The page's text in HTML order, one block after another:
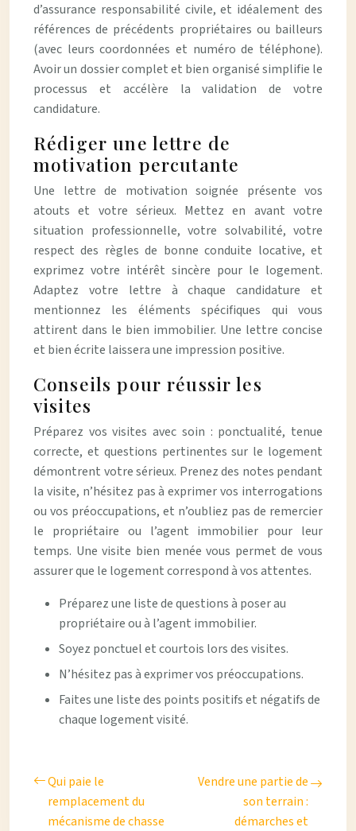
d’assurance responsabilité civile, et idéalement des
références de précédents propriétaires ou bailleurs
(avec leurs coordonnées et numéro de téléphone).
Avoir un dossier complet et bien organisé simplifie le
processus et accélère la validation de votre
candidature.
Rédiger une lettre de
motivation percutante
Une lettre de motivation soignée présente vos
atouts et votre sérieux. Mettez en avant votre
situation professionnelle, votre solvabilité, votre
respect des règles de bonne conduite locative, et
exprimez votre intérêt sincère pour le logement.
Adaptez votre lettre à chaque candidature et
mentionnez les éléments spécifiques qui vous
attirent dans le bien immobilier. Une lettre concise
et bien écrite laissera une impression positive.
Conseils pour réussir les
visites
Préparez vos visites avec soin : ponctualité, tenue
correcte, et questions pertinentes sur le logement
démontrent votre sérieux. Prenez des notes pendant
la visite, n’hésitez pas à exprimer vos interrogations
ou vos préoccupations, et n’oubliez pas de remercier
le propriétaire ou l’agent immobilier pour leur
temps. Une visite bien menée vous permet de vous
assurer que le logement correspond à vos attentes.
Préparez une liste de questions à poser au
propriétaire ou à l’agent immobilier.
Soyez ponctuel et courtois lors des visites.
N’hésitez pas à exprimer vos préoccupations.
Faites une liste des points positifs et négatifs de
chaque logement visité.
Qui paie le
remplacement du
mécanisme de chasse
Vendre une partie de
son terrain :
démarches et